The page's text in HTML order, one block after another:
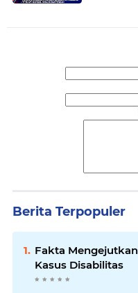
Berita Terpopuler
Fakta
Kasus Disabilitas